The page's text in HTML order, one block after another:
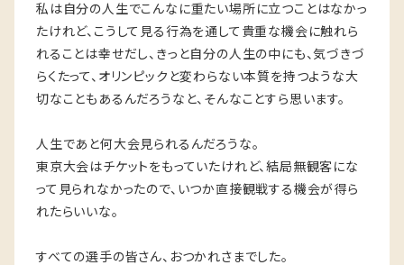
私は自分の人生でこんなに重たい場所に立つことはなかっ
たけれど、こうして見る行為を通して貴重な機会に触れら
れることは幸せだし、きっと自分の人生の中にも、気づきづ
らくたって、オリンピックと変わらない本質を持つような大
切なこともあるんだろうなと、そんなことすら思います。
人生であと何大会見られるんだろうな。
東京大会はチケットをもっていたけれど、結局無観客にな
って見られなかったので、いつか直接観戦する機会が得ら
れたらいいな。
すべての選手の皆さん、おつかれさまでした。